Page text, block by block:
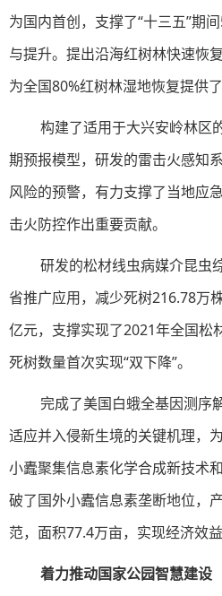
为国内首创，支撑了“十三五”期
与提升。提出沿海红树林快速恢
为全国80%红树林湿地恢复提供
构建了适用于大兴安岭林区
期预报模型，研发的雷击火感知
风险的预警，有力支撑了当地应
击火防控作出重要贡献。
研发的松材线虫病媒介昆虫
省推广应用，减少死树216.78万
亿元，支撑实现了2021年全国松
死树数量首次实现“双下降”。
完成了美国白蛾全基因测序
适应并入侵新生境的关键机理，
小蠹聚集信息素化学合成新技术
破了国外小蠹信息素垄断地位，
范，面积77.4万亩，实现经济效益
着力推动国家公园智慧建设